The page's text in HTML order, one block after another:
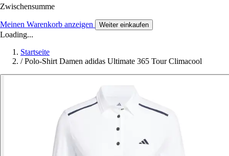
Zwischensumme
Meinen Warenkorb anzeigen Weiter einkaufen
Loading...
Startseite
/ Polo-Shirt Damen adidas Ultimate 365 Tour Climacool